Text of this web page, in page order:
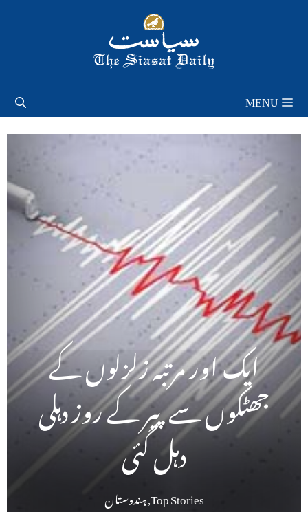
MENU
ایک اور مرتبہ زلزلوں کے
جھٹکوں سے پیر کے روز دہلی
دہل گئی
Top Stories
,ہندوستان